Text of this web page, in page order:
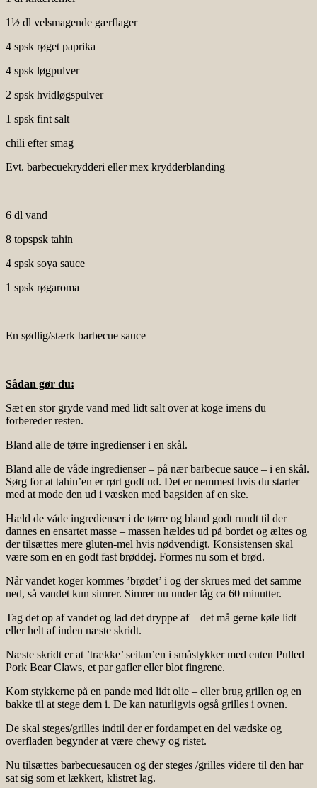
1½ dl velsmagende gærflager
4 spsk røget paprika
4 spsk løgpulver
2 spsk hvidløgspulver
1 spsk fint salt
chili efter smag
Evt. barbecuekrydderi eller mex krydderblanding
6 dl vand
8 topspsk tahin
4 spsk soya sauce
1 spsk røgaroma
En sødlig/stærk barbecue sauce
Sådan gør du:
Sæt en stor gryde vand med lidt salt over at koge imens du
forbereder resten.
Bland alle de tørre ingredienser i en skål.
Bland alle de våde ingredienser – på nær barbecue sauce – i en skål.
Sørg for at tahin’en er rørt godt ud. Det er nemmest hvis du starter
med at mode den ud i væsken med bagsiden af en ske.
Hæld de våde ingredienser i de tørre og bland godt rundt til der
dannes en ensartet masse – massen hældes ud på bordet og æltes og
der tilsættes mere gluten-mel hvis nødvendigt. Konsistensen skal
være som en en godt fast brøddej. Formes nu som et brød.
Når vandet koger kommes ’brødet’ i og der skrues med det samme
ned, så vandet kun simrer. Simrer nu under låg ca 60 minutter.
Tag det op af vandet og lad det dryppe af – det må gerne køle lidt
eller helt af inden næste skridt.
Næste skridt er at ’trække’ seitan’en i småstykker med enten Pulled
Pork Bear Claws, et par gafler eller blot fingrene.
Kom stykkerne på en pande med lidt olie – eller brug grillen og en
bakke til at stege dem i. De kan naturligvis også grilles i ovnen.
De skal steges/grilles indtil der er fordampet en del vædske og
overfladen begynder at være chewy og ristet.
Nu tilsættes barbecuesaucen og der steges /grilles videre til den har
sat sig som et lækkert, klistret lag.